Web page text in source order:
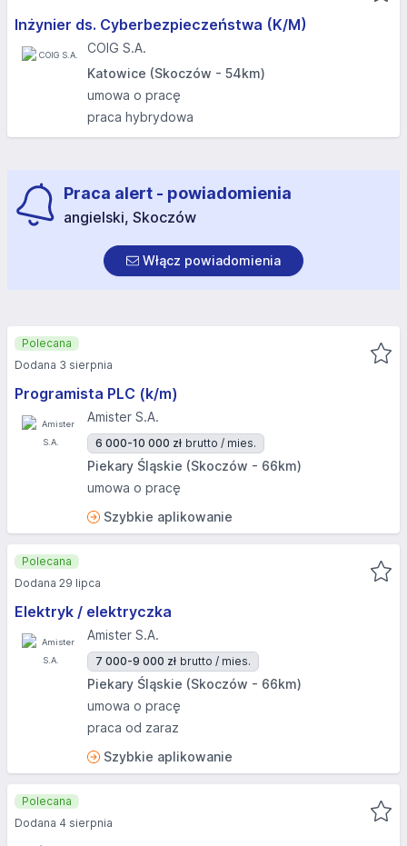
Inżynier ds. Cyberbezpieczeństwa (K/M)
COIG S.A.
Katowice (Skoczów - 54km)
umowa o pracę
praca hybrydowa
Praca alert - powiadomienia
angielski, Skoczów
Włącz powiadomienia
Programista PLC (k/m)
Amister S.A.
6 000-10 000 zł brutto / mies.
Piekary Śląskie (Skoczów - 66km)
umowa o pracę
Szybkie aplikowanie
Polecana
Dodana 3 sierpnia
Elektryk / elektryczka
Amister S.A.
7 000-9 000 zł brutto / mies.
Piekary Śląskie (Skoczów - 66km)
umowa o pracę
praca od zaraz
Szybkie aplikowanie
Polecana
Dodana 29 lipca
Polecana
Dodana 4 sierpnia